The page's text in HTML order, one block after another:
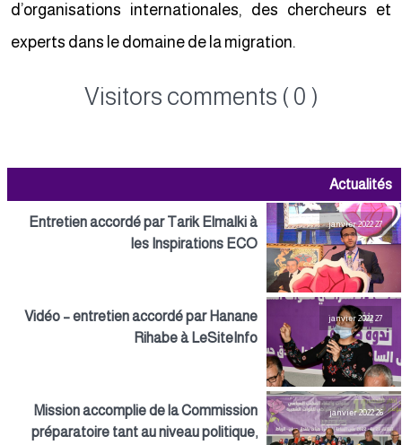
d’organisations internationales, des chercheurs et
experts dans le domaine de la migration.
Visitors comments ( 0 )
Actualités
27 janvier 2022
Entretien accordé par Tarik Elmalki à
les Inspirations ECO
27 janvier 2022
Vidéo – entretien accordé par Hanane
Rihabe à LeSiteInfo
26 janvier 2022
Mission accomplie de la Commission
préparatoire tant au niveau politique,